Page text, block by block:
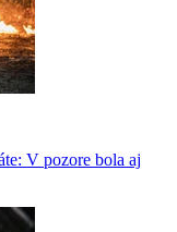
V pozore bola aj